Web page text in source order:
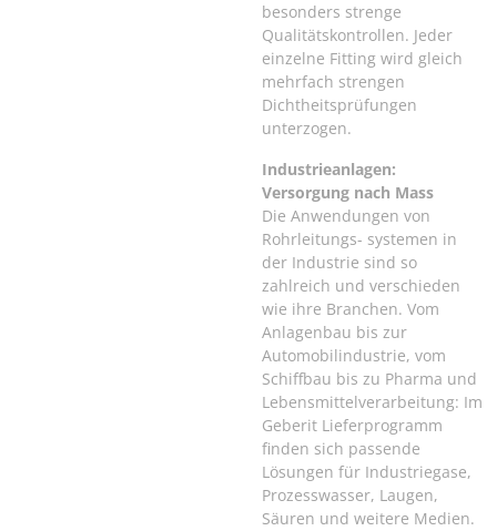
besonders strenge
Qualitätskontrollen. Jeder
einzelne Fitting wird gleich
mehrfach strengen
Dichtheitsprüfungen
unterzogen.
Industrieanlagen:
Versorgung nach Mass
Die Anwendungen von
Rohrleitungs- systemen in
der Industrie sind so
zahlreich und verschieden
wie ihre Branchen. Vom
Anlagenbau bis zur
Automobilindustrie, vom
Schiffbau bis zu Pharma und
Lebensmittelverarbeitung: Im
Geberit Lieferprogramm
finden sich passende
Lösungen für Industriegase,
Prozesswasser, Laugen,
Säuren und weitere Medien.